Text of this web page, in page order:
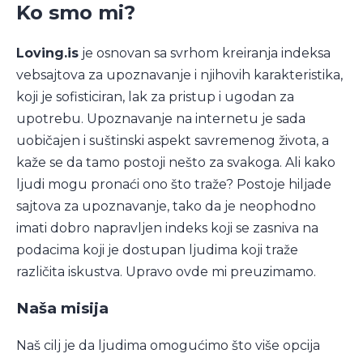
Ko smo mi?
Loving.is je osnovan sa svrhom kreiranja indeksa
vebsajtova za upoznavanje i njihovih karakteristika,
koji je sofisticiran, lak za pristup i ugodan za
upotrebu. Upoznavanje na internetu je sada
uobičajen i suštinski aspekt savremenog života, a
kaže se da tamo postoji nešto za svakoga. Ali kako
ljudi mogu pronaći ono što traže? Postoje hiljade
sajtova za upoznavanje, tako da je neophodno
imati dobro napravljen indeks koji se zasniva na
podacima koji je dostupan ljudima koji traže
različita iskustva. Upravo ovde mi preuzimamo.
Naša misija
Naš cilj je da ljudima omogućimo što više opcija